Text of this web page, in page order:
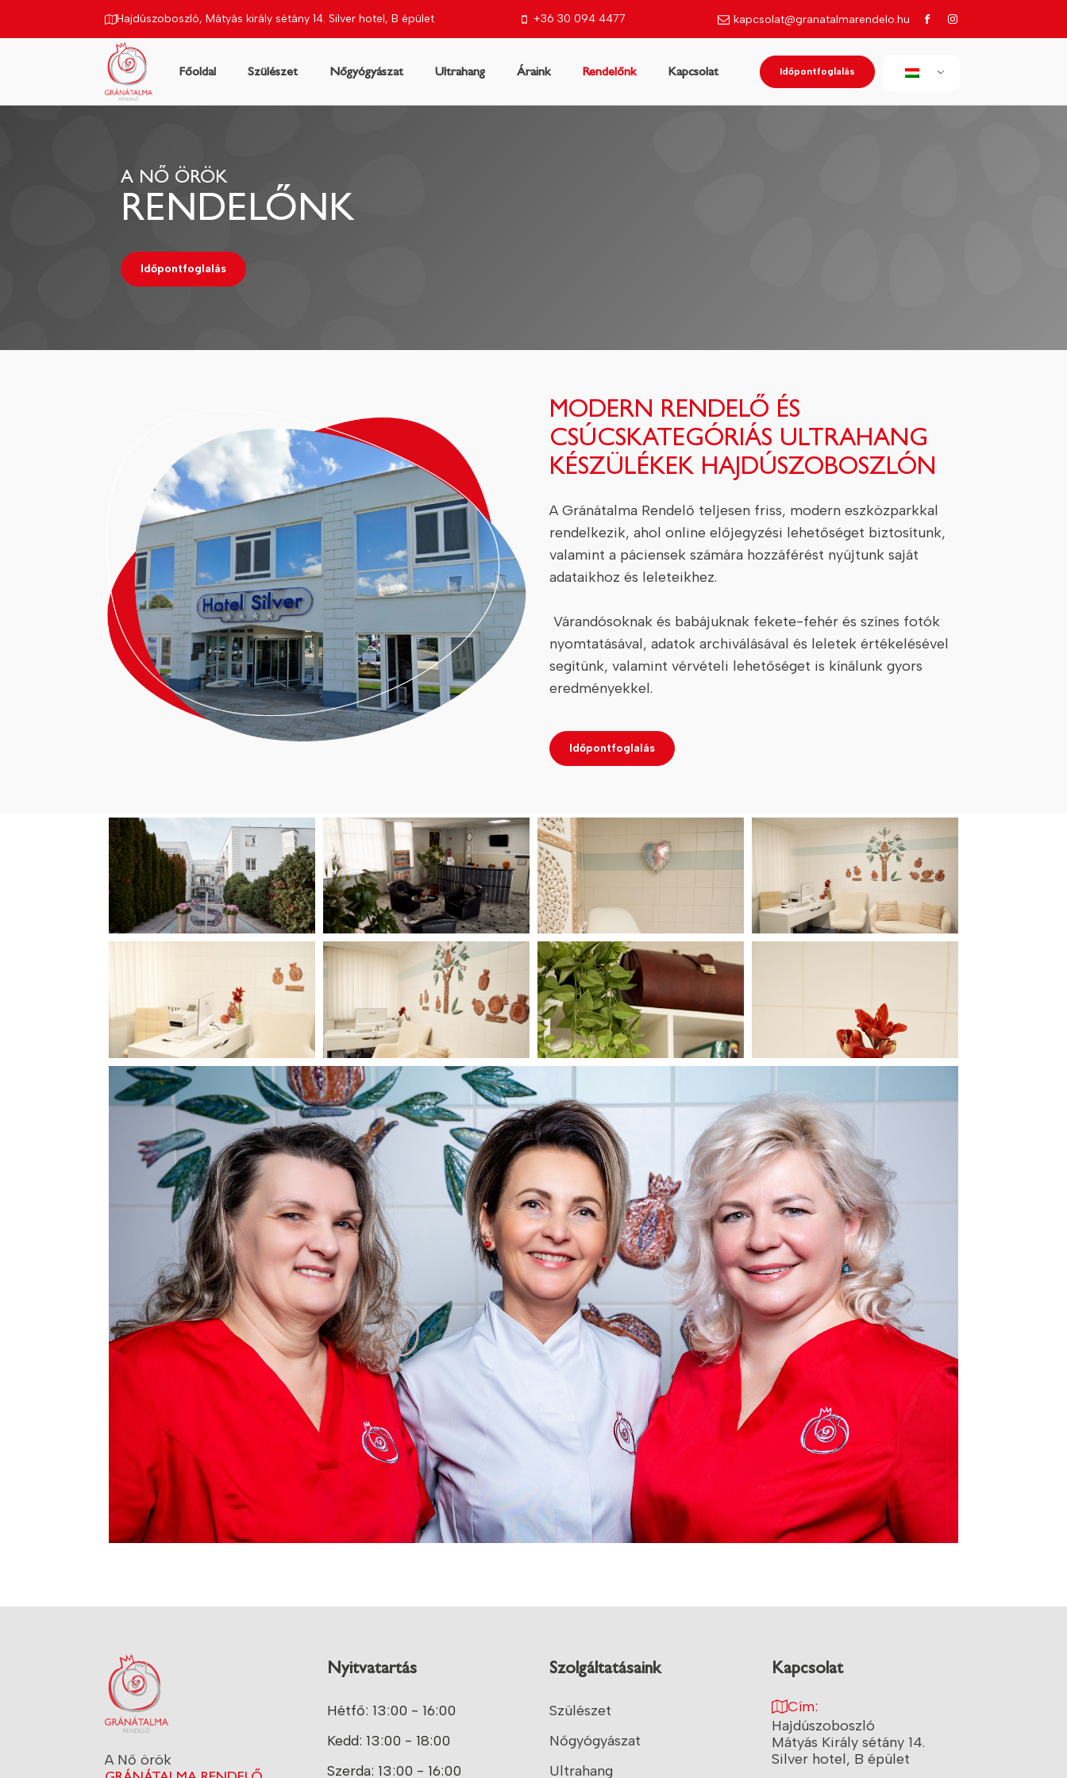
Hajdúszoboszló, Mátyás király sétány 14. Silver hotel, B épület +36 30 094 4477 kapcsolat@granatalmarendelo.hu
Főoldal Szülészet Nőgyógyászat Ultrahang Áraink Rendelőnk Kapcsolat Időpontfoglalás
A NŐ ÖRÖK
RENDELŐNK
Időpontfoglalás
MODERN RENDELŐ ÉS
CSÚCSKATEGÓRIÁS ULTRAHANG
KÉSZÜLÉKEK HAJDÚSZOBOSZLÓN
A Gránátalma Rendelő teljesen friss, modern eszközparkkal
rendelkezik, ahol online előjegyzési lehetőséget biztosítunk,
valamint a páciensek számára hozzáférést nyújtunk saját
adataikhoz és leleteikhez.
Várandósoknak és babájuknak fekete-fehér és színes fotók
nyomtatásával, adatok archiválásával és leletek értékelésével
segítünk, valamint vérvételi lehetőséget is kínálunk gyors
eredményekkel.
Időpontfoglalás
A Nő örök
Nyitvatartás
Hétfő: 13:00 - 16:00
Kedd: 13:00 - 18:00
Szerda: 13:00 - 16:00
Szolgáltatásaink
Szülészet
Nőgyógyászat
Ultrahang
Kapcsolat
Cím:
Hajdúszoboszló
Mátyás Király sétány 14.
Silver hotel, B épület